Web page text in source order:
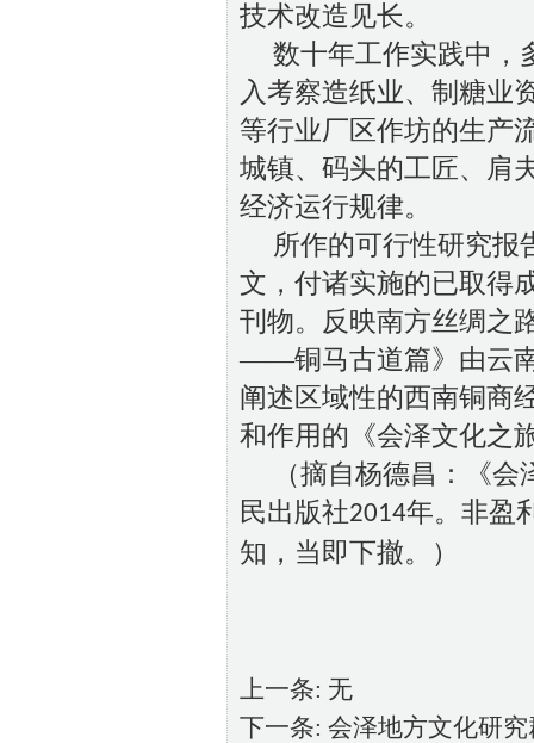
技术改造见长。
数十年工作实践中，
入考察造纸业、制糖业
等行业厂区作坊的生产
城镇、码头的工匠、肩
经济运行规律。
所作的可行性研究报
文，付诸实施的已取得
刊物。反映南方丝绸之
——铜马古道篇》由云
阐述区域性的西南铜商
和作用的《会泽文化
（摘自杨德昌：《
民出版社2014年。非盈
知，当即下撤。）
上一条: 无
下一条: 会泽地方文化研